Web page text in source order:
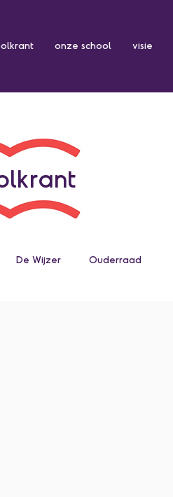
De Wijzer Ouderraad
onze school visie